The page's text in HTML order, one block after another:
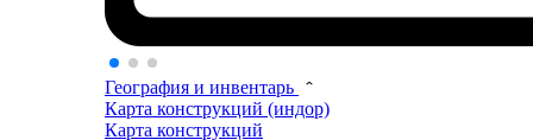
География и инвентарь
Карта конструкций (индор)
Карта конструкций